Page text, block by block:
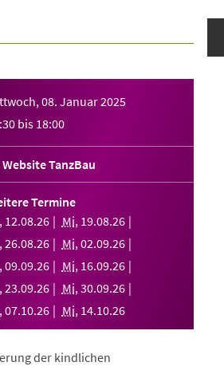
08. Januar 2025
bis 18:00
Website TanzBau
Termine
, 12.08.26 Mi, 19.08.26
,26.08.26 Mi,02.09.26
,09.09.26 Mi, 16.09.26
,23.09.26 Mi,30.09.26
,07.10.26 Mi, 14.10.26
der kindlichen